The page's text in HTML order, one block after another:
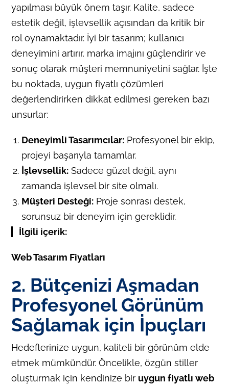
yapılması büyük önem taşır. Kalite, sadece
estetik değil, işlevsellik açısından da kritik bir
rol oynamaktadır. İyi bir tasarım; kullanıcı
deneyimini artırır, marka imajını güçlendirir ve
sonuç olarak müşteri memnuniyetini sağlar. İşte
bu noktada, uygun fiyatlı çözümleri
değerlendirirken dikkat edilmesi gereken bazı
unsurlar:
Deneyimli Tasarımcılar: Profesyonel bir ekip,
projeyi başarıyla tamamlar.
İşlevsellik: Sadece güzel değil, aynı
zamanda işlevsel bir site olmalı.
Müşteri Desteği: Proje sonrası destek,
sorunsuz bir deneyim için gereklidir.
İlgili içerik:
Web Tasarım Fiyatları
2. Bütçenizi Aşmadan
Profesyonel Görünüm
Sağlamak için İpuçları
Hedeflerinize uygun, kaliteli bir görünüm elde
etmek mümkündür. Öncelikle, özgün stiller
oluşturmak için kendinize bir uygun fiyatlı web